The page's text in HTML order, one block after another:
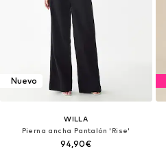
Nuevo
WILLA
Pierna ancha Pantalón 'Rise'
94,90€